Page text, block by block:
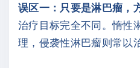
误区一：只要是淋巴瘤，
治疗目标完全不同。惰性
理，侵袭性淋巴瘤则常以